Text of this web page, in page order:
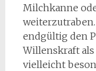
Milchkanne
endgültig den
Willenskraft
vielleicht